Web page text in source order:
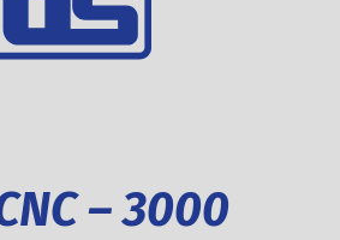
– 3000